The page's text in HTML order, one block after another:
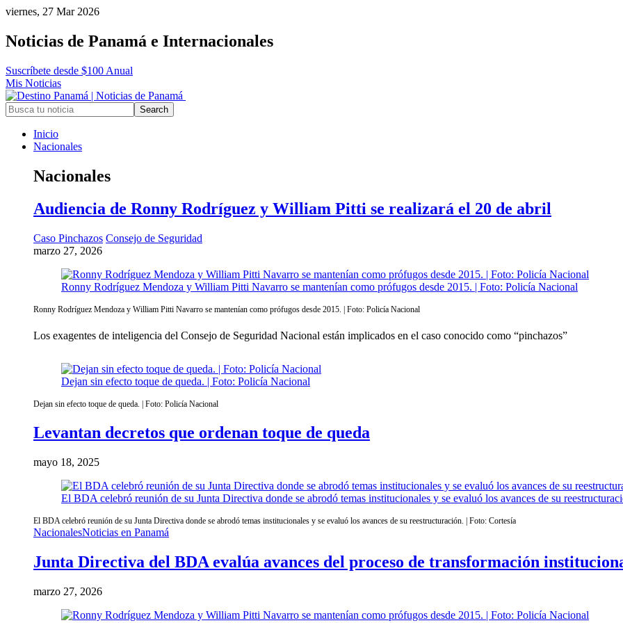
viernes, 27 Mar 2026
Noticias de Panamá e Internacionales
Suscríbete desde $100 Anual
Mis Noticias
Inicio
Nacionales
Nacionales
Audiencia de Ronny Rodríguez y William Pitti se realizará el 20 de abril
Caso Pinchazos Consejo de Seguridad
marzo 27, 2026
Ronny Rodríguez Mendoza y William Pitti Navarro se mantenían como prófugos desde 2015. | Foto: Policía Nacional
Ronny Rodríguez Mendoza y William Pitti Navarro se mantenían como prófugos desde 2015. | Foto: Policía Nacional
Los exagentes de inteligencia del Consejo de Seguridad Nacional están implicados en el caso conocido como “pinchazos”
Dejan sin efecto toque de queda. | Foto: Policía Nacional
Dejan sin efecto toque de queda. | Foto: Policía Nacional
Levantan decretos que ordenan toque de queda
mayo 18, 2025
El BDA celebró reunión de su Junta Directiva donde se abrodó temas institucionales y se evaluó los avances de su
El BDA celebró reunión de su Junta Directiva donde se abrodó temas institucionales y se evaluó los avances de su reestructuración. | Foto: Cortesía
NacionalesNoticias en Panamá
Junta Directiva del BDA evalúa avances del proceso de transformación
marzo 27, 2026